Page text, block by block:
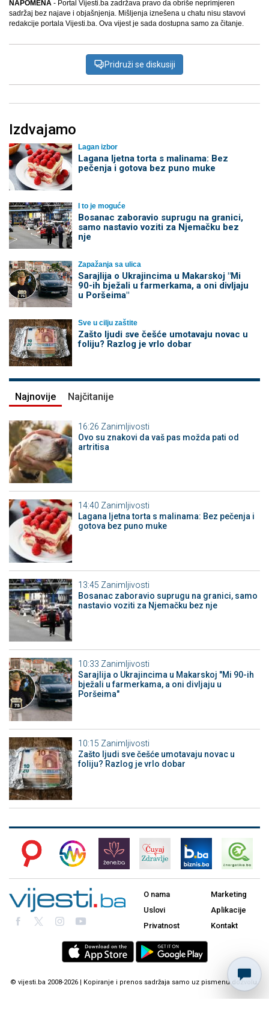
NAPOMENA - Portal Vijesti.ba zadržava pravo da obriše neprimjeren
sadržaj bez najave i objašnjenja. Mišljenja iznešena u chatu nisu stavovi
redakcije portala Vijesti.ba. Ova vijest je sada dostupna samo za čitanje.
Pridruži se diskusiji
Izdvajamo
Lagan izbor
Lagana ljetna torta s malinama: Bez
pečenja i gotova bez puno muke
I to je moguće
Bosanac zaboravio suprugu na granici,
samo nastavio voziti za Njemačku bez
nje
Zapažanja sa ulica
Sarajlija o Ukrajincima u Makarskoj "Mi
90-ih bježali u farmerkama, a oni divljaju
u Poršeima"
Sve u cilju zaštite
Zašto ljudi sve češće umotavaju novac u
foliju? Razlog je vrlo dobar
Najnovije Najčitanije
16:26 Zanimljivosti
Ovo su znakovi da vaš pas možda pati od
artritisa
14:40 Zanimljivosti
Lagana ljetna torta s malinama: Bez pečenja i
gotova bez puno muke
13:45 Zanimljivosti
Bosanac zaboravio suprugu na granici, samo
nastavio voziti za Njemačku bez nje
10:33 Zanimljivosti
Sarajlija o Ukrajincima u Makarskoj "Mi 90-ih
bježali u farmerkama, a oni divljaju u
Poršeima"
10:15 Zanimljivosti
Zašto ljudi sve češće umotavaju novac u
foliju? Razlog je vrlo dobar
O nama
Uslovi
Privatnost
Marketing
Aplikacije
Kontakt
© vijesti.ba 2008-2026 | Kopiranje i prenos sadržaja samo uz pismenu dozvolu.